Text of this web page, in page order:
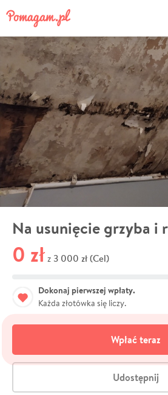
Na usunięcie grzyba i
0 zł z 3 000 zł (Cel)
Dokonaj pierwszej wpłaty.
Każda złotówka się liczy.
Wpłać teraz
Udostępnij